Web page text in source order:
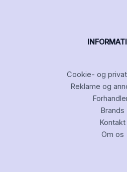
Cookie- og
Reklame og
Brands
Kontakt
Om os